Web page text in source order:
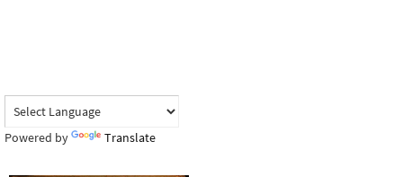
Powered by Translate